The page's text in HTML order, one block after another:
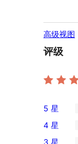
高级视图
评级
4
条
5 星
4 星